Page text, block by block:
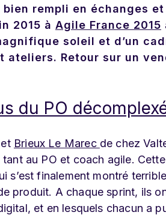
bien rempli en échanges
2015 à Agile France 2015
soleil et d’un
ateliers. Retour sur un
du PO
et Brieux Le Marec de chez
tant au PO et coach agile.
s’est finalement montré
produit. A chaque sprint, ils
et en lesquels chacun a